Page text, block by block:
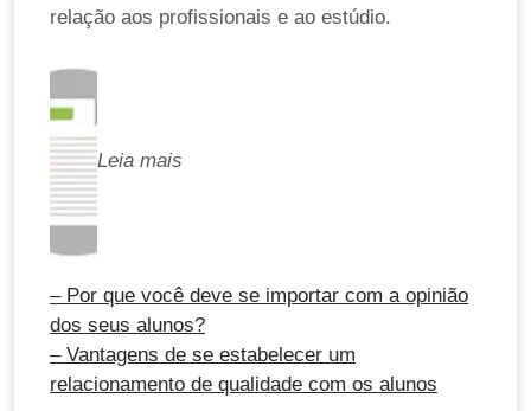
relação aos profissionais e ao estúdio.
Leia mais
– Por que você deve se importar com a opinião
dos seus alunos?
– Vantagens de se estabelecer um
relacionamento de qualidade com os alunos